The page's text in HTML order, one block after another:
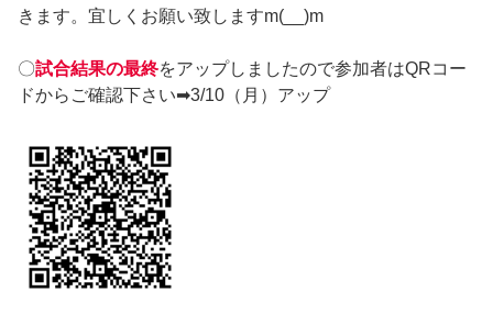
きます。宜しくお願い致しますm(__)m
〇試合結果の最終をアップしましたので参加者はQRコー
ドからご確認下さい➡3/10（月）アップ